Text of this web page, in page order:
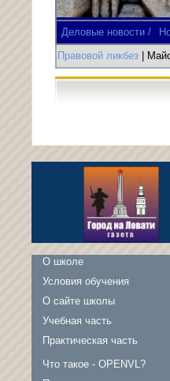
Деловые новости /
Правовой ликбез
|
О школе
Условия обучения
О сайте школы
Учебная часть
Практическая часть
Что такое - OPENVL?